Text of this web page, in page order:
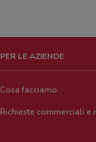
PER LE AZIENDE
Cosa facciamo
Richieste commerciali e